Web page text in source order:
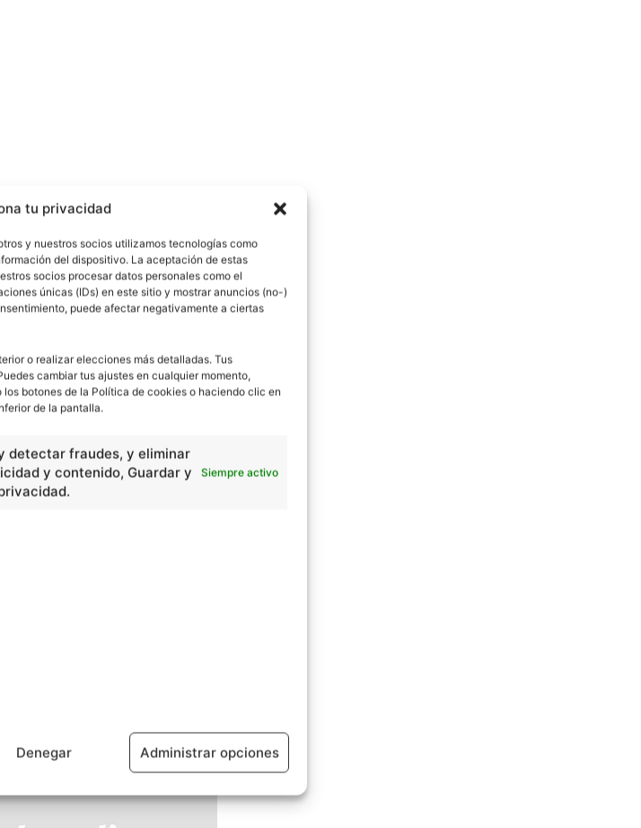
tu privacidad
y nuestros socios utilizamos tecnologías como
del dispositivo. La aceptación de estas
socios procesar datos personales como el
únicas (IDs) en este sitio y mostrar anuncios (no-)
puede afectar negativamente a ciertas
o realizar elecciones más detalladas. Tus
cambiar tus ajustes en cualquier momento,
botones de la Política de cookies o haciendo clic en
de la pantalla.
detectar fraudes, y eliminar
y contenido, Guardar y
Siempre activo
Denegar Administrar opciones